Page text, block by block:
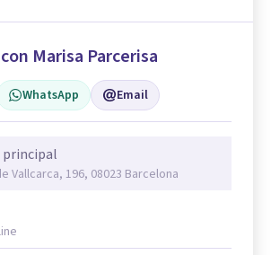
Marisa Parcerisa
WhatsApp Email
principal
Vallcarca, 196, 08023 Barcelona